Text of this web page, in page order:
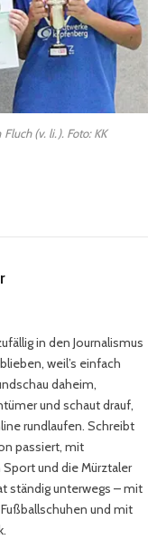
(v. li.). Foto: KK
in den Journalismus
weil’s einfach
daheim,
und schaut drauf,
rundlaufen. Schreibt
passiert, mit
und die Mürztaler
ständig unterwegs – mit
und mit